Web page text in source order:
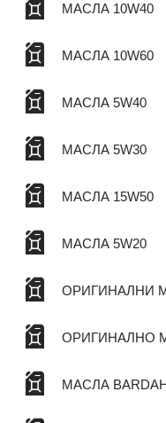
МАСЛА 10W40
МАСЛА 10W60
МАСЛА 5W40
МАСЛА 5W30
МАСЛА 15W50
МАСЛА 5W20
ОРИГИНАЛНИ
ОРИГИНАЛНО
МАСЛА